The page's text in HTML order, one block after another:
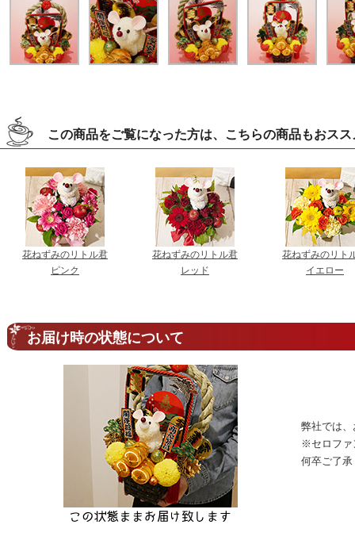
この商品をご覧になった方は、こちらの商品もおスス
花ねずみのリトル君
ピンク
花ねずみのリトル君
レッド
花ねずみのリト
イエロー
お届け時の状態について
弊社では
※セロファ
何卒ご了